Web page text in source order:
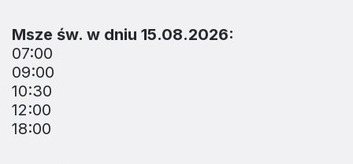
Msze św. w dniu 15.08.2026:
07:00
09:00
10:30
12:00
18:00